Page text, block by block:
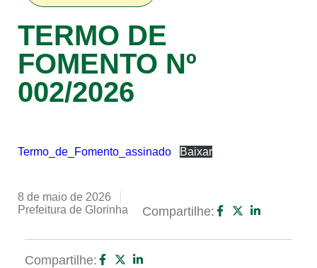
TERMO DE
FOMENTO Nº
002/2026
Termo_de_Fomento_assinado Baixar
8 de maio de 2026
Prefeitura de Glorinha
Compartilhe:
Compartilhe: